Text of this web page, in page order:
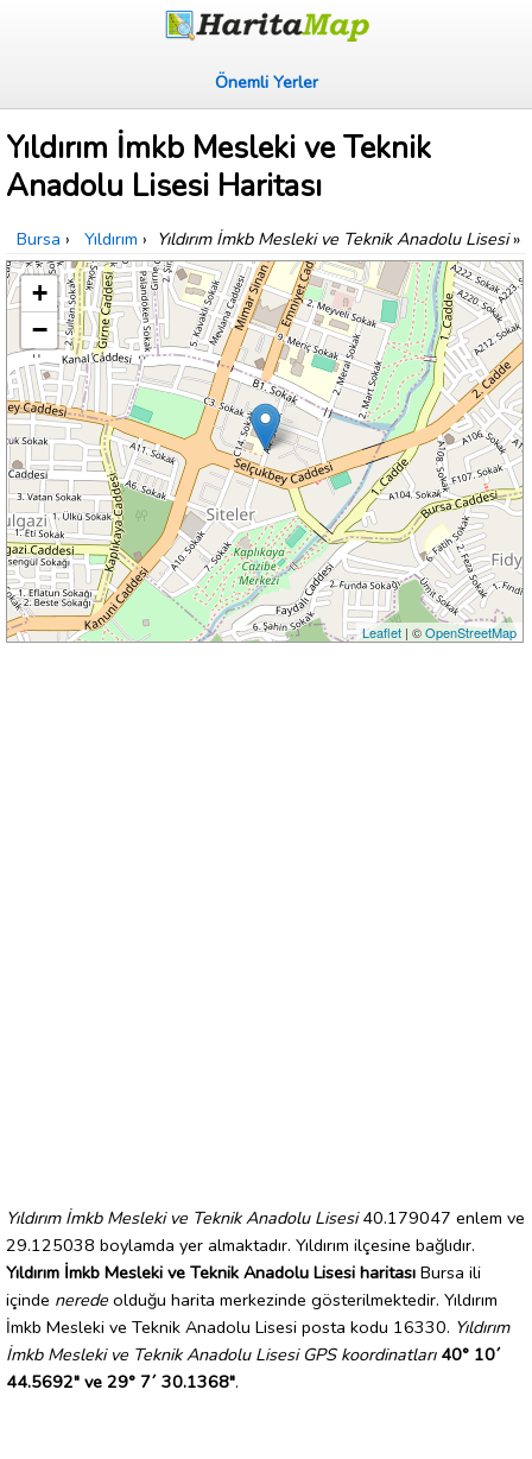
Önemli Yerler
Yıldırım İmkb Mesleki ve Teknik
Anadolu Lisesi Haritası
Bursa › Yıldırım › Yıldırım İmkb Mesleki ve Teknik Anadolu Lisesi»
+
−
Leaflet| ©OpenStreetMap
Yıldırım İmkb Mesleki ve Teknik Anadolu Lisesi40.179047 enlem ve
29.125038 boylamda yer almaktadır. Yıldırım ilçesine bağlıdır.
Yıldırım İmkb Mesleki ve Teknik Anadolu Lisesi haritası Bursa ili
içinde nerede olduğu harita merkezinde gösterilmektedir. Yıldırım
İmkb Mesleki ve Teknik Anadolu Lisesi posta kodu 16330. Yıldırım
İmkb Mesleki ve Teknik Anadolu Lisesi GPS koordinatları 40° 10´
44.5692" ve 29° 7´ 30.1368".